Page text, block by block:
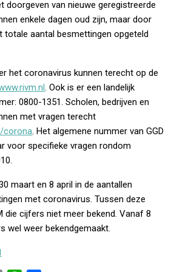
doorgeven van nieuwe geregistreerde
enkele dagen oud zijn, maar door
totale aantal besmettingen opgeteld
het coronavirus kunnen terecht op de
. Ook is er een landelijk
0800-1351. Scholen, bedrijven en
met vragen terecht
corona. Het algemene nummer van GGD
voor specifieke vragen rondom
maart en 8 april in de aantallen
met coronavirus. Tussen deze
die cijfers niet meer bekend. Vanaf 8
wel weer bekendgemaakt.